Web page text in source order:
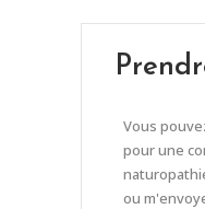
Vous
pour une
ou